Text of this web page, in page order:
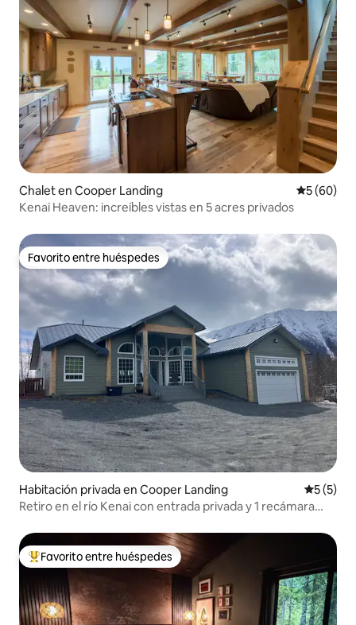
Chalet en Cooper Landing
5 (60)
Kenai Heaven: increíbles vistas en 5 acres privados
Favorito entre huéspedes
Favorito entre huéspedes
Habitación privada en Cooper Landing
5 (5)
Retiro en el río Kenai con entrada privada y 1 recámara
De los mejores en Favorito entre huéspedes
Favorito entre huéspedes